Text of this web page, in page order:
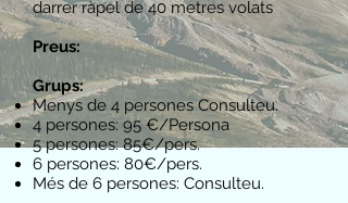
darrer ràpel de 40 metres volats
​Preus:
Grups:
Menys de 4 persones Consulteu.
4 persones: 95 €/Persona
5 persones: 85€/pers.
6 persones: 80€/pers.
Més de 6 persones: Consulteu.